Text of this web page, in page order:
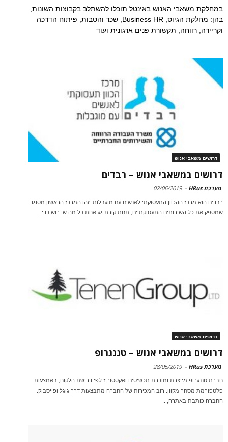
במחלקת משאבי האנוש באינטל תוכלו להשתלב בקבוצות השונות,
בהן: מחלקת הגיוס, Business HR, שכר והטבות, פיתוח הדרכה
וקריירה, רווחה, תקשורת פנים ארגונית ועוד
דרושים משאבי אנוש
דרושים במשאבי אנוש – רבדים
מערכת HRus -
02/06/2019
רבדים הוא מרכז ההכוון התעסוקתי לאנשים עם מוגבלות. זהו המרכז הראשון מסוגו
שמספק את כל השירותים התעסוקתיים, תחת קורת גג אחת.כל מה שדרוש כדי...
דרושים משאבי אנוש
דרושים במשאבי אנוש – טננגרופ
מערכת HRus -
28/05/2019
חברת טננגרופ מייצרת ומוכרת תכשיטים ואקססוריז לפי דרישת הלקוח, באמצעות
פלטפורמת מסחר מקוון. רוב המכירות של החברה מתבצעות דרך גוגל ופייסבוק.
החברה כותבת באתרה,...